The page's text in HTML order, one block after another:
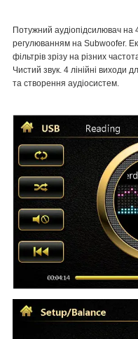
Потужний аудіопідсилювач на
регулюванням на Subwoofer.
фільтрів зрізу на різних
Чистий звук. 4 лінійні виходи
та створення аудіосистем.